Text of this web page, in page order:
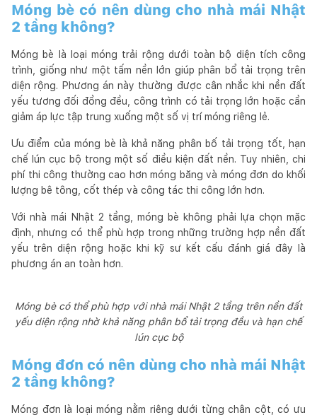
Móng bè có nên dùng cho nhà mái Nhật
2 tầng không?
Móng bè là loại móng trải rộng dưới toàn bộ diện tích công
trình, giống như một tấm nền lớn giúp phân bổ tải trọng trên
diện rộng. Phương án này thường được cân nhắc khi nền đất
yếu tương đối đồng đều, công trình có tải trọng lớn hoặc cần
giảm áp lực tập trung xuống một số vị trí móng riêng lẻ.
Ưu điểm của móng bè là khả năng phân bố tải trọng tốt, hạn
chế lún cục bộ trong một số điều kiện đất nền. Tuy nhiên, chi
phí thi công thường cao hơn móng băng và móng đơn do khối
lượng bê tông, cốt thép và công tác thi công lớn hơn.
Với nhà mái Nhật 2 tầng, móng bè không phải lựa chọn mặc
định, nhưng có thể phù hợp trong những trường hợp nền đất
yếu trên diện rộng hoặc khi kỹ sư kết cấu đánh giá đây là
phương án an toàn hơn.
Móng bè có thể phù hợp với nhà mái Nhật 2 tầng trên nền đất
yếu diện rộng nhờ khả năng phân bổ tải trọng đều và hạn chế
lún cục bộ
Móng đơn có nên dùng cho nhà mái Nhật
2 tầng không?
Móng đơn là loại móng nằm riêng dưới từng chân cột, có ưu